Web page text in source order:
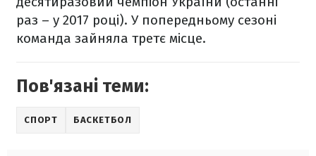
раз – у 2017 році). У попередньому сезоні
команда зайняла третє місце.
Пов'язані теми:
СПОРТ БАСКЕТБОЛ